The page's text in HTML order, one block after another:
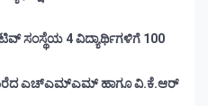
ಸಂಸ್ಥೆಯ 4 ವಿದ್ಯಾರ್ಥಿಗಳಿಗೆ 100